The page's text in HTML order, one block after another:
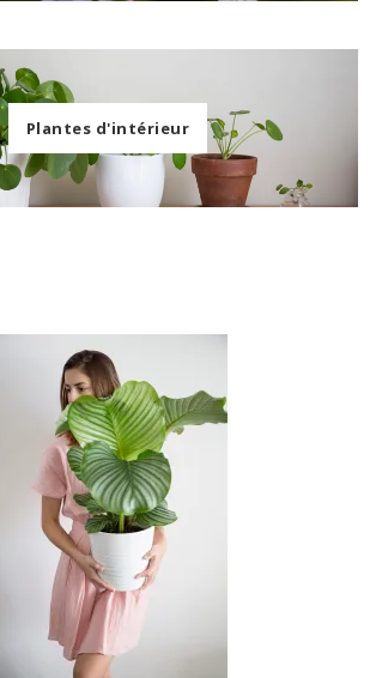
Plantes d'intérieur